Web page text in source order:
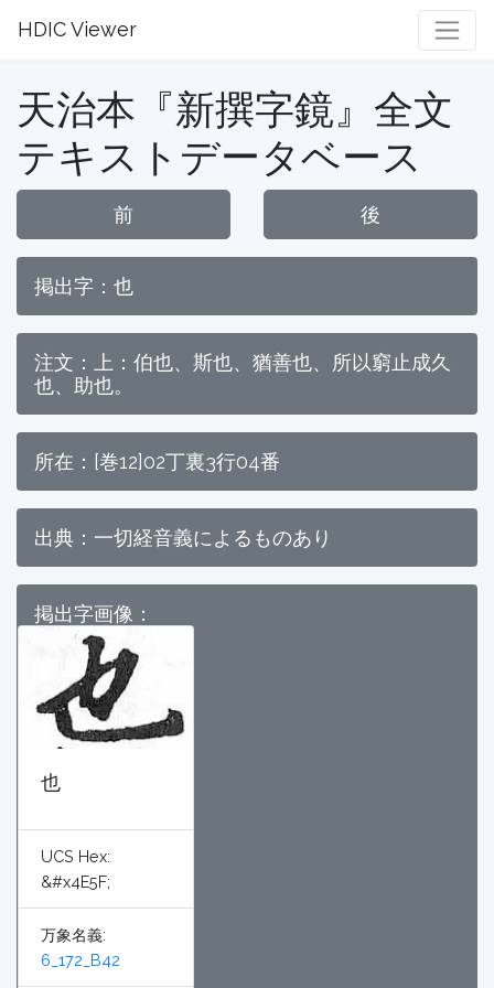
HDIC Viewer
天治本『新撰字鏡』全文
テキストデータベース
前 後
掲出字：也
注文：上：伯也、斯也、猶善也、所以窮止成久
也、助也。
所在：[巻12]02丁裏3行04番
出典：一切経音義によるものあり
掲出字画像：
也
UCS Hex:
&#x4E5F;
万象名義:
6_172_B42